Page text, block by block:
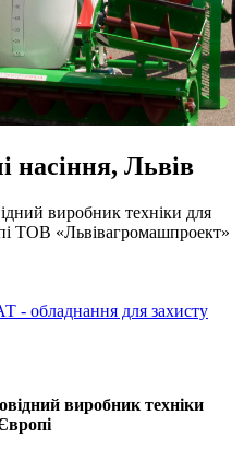
насіння, Львів
виробник техніки для
ТОВ «Львівагромашпроект»
для захисту
виробник техніки